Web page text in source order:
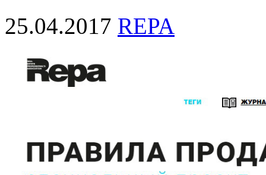
25.04.2017 REPA